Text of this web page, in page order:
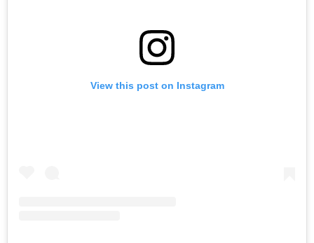
View this post on Instagram